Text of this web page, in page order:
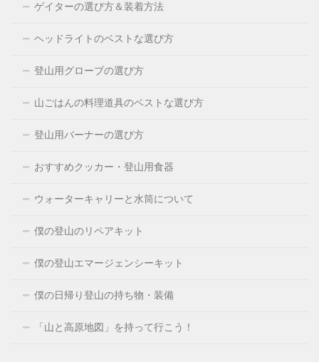
ゲイターの選び方＆装着方法
ヘッドライトのベストな選び方
登山用グローブの選び方
山ごはんの料理道具のベストな選び方
登山用バーナーの選び方
おすすめクッカー・登山用食器
ウォーターキャリーと水筒について
僕の登山のリペアキット
僕の登山エマージェンシーキット
僕の日帰り登山の持ち物・装備
「山と高原地図」を持って行こう！